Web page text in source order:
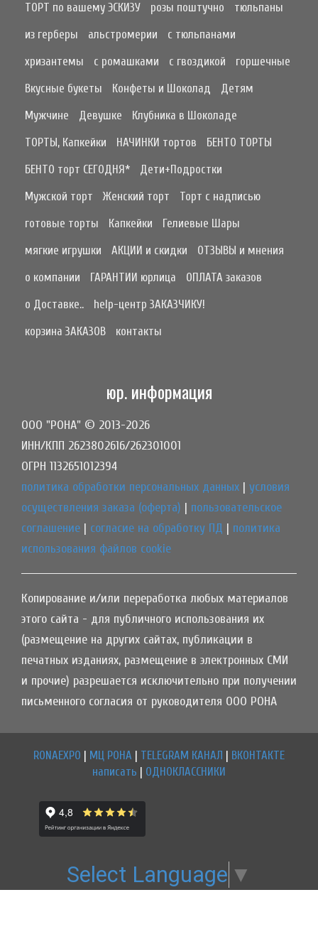
ТОРТ по вашему ЭСКИЗУ
розы поштучно
тюльпаны
из герберы
альстромерии
с тюльпанами
хризантемы
с ромашками с гвоздикой
горшечные
Вкусные букеты
Конфеты и Шоколад
Детям
Мужчине
Девушке
Клубника в Шоколаде
ТОРТЫ, Капкейки
НАЧИНКИ тортов
БЕНТО ТОРТЫ
БЕНТО торт СЕГОДНЯ*
Дети+Подростки
Мужской торт
Женский торт
Торт с надписью
готовые торты
Капкейки
Гелиевые Шары
мягкие игрушки
АКЦИИ и скидки
ОТЗЫВЫ и мнения
о компании
ГАРАНТИИ юрлица
ОПЛАТА заказов
о Доставке..
help-центр ЗАКАЗЧИКУ!
корзина ЗАКАЗОВ
контакты
юр. информация
ООО "РОНА" © 2013-2026
ИНН/КПП 2623802616/262301001
ОГРН 1132651012394
политика обработки персональных данных | условия
осуществления заказа (оферта) | пользовательское
соглашение | согласие на обработку ПД | политика
использования файлов cookie
Копирование и/или переработка любых материалов
этого сайта - для публичного использования их
(размещение на других сайтах, публикации в
печатных изданиях, размещение в электронных СМИ
и прочие) разрешается исключительно при получении
письменного согласия от руководителя ООО РОНА
RONAEXPO МЦ РОНА TELEGRAM КАНАЛ
ВКОНТАКТЕ
написать
ОДНОКЛАССНИКИ
Select Language ▼